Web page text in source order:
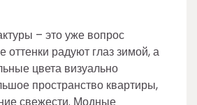
– это уже вопрос
оттенки радуют глаз зимой, а
цвета визуально
пространство квартиры,